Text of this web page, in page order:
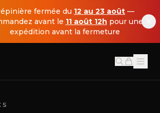
fermée du 12 au 23 août —
avant le 11 août 12h pour une
expédition avant la fermeture